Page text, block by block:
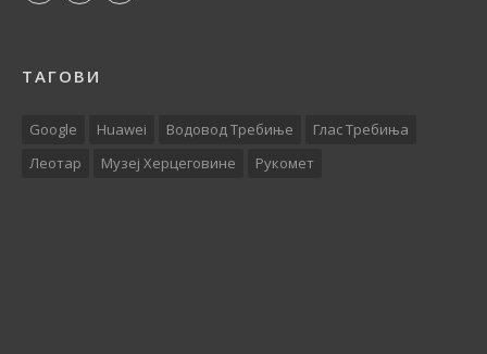
ТАГОВИ
Google Huawei Водовод Требиње
Глас Требиња
Леотар
Музеј Херцеговине Рукомет